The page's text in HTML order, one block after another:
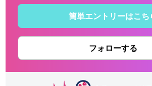
簡単エントリーはこち
フォローする